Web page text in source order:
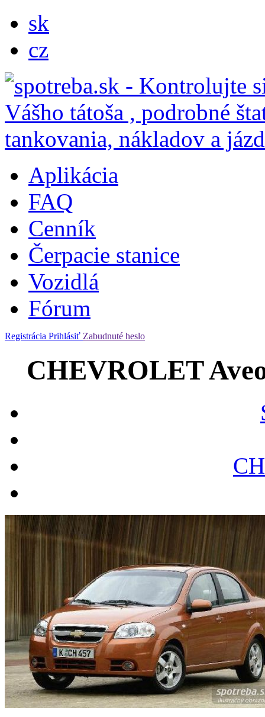
sk
cz
Aplikácia
FAQ
Cenník
Čerpacie stanice
Vozidlá
Fórum
Registrácia Prihlásiť Zabudnuté heslo
CHEVROLET